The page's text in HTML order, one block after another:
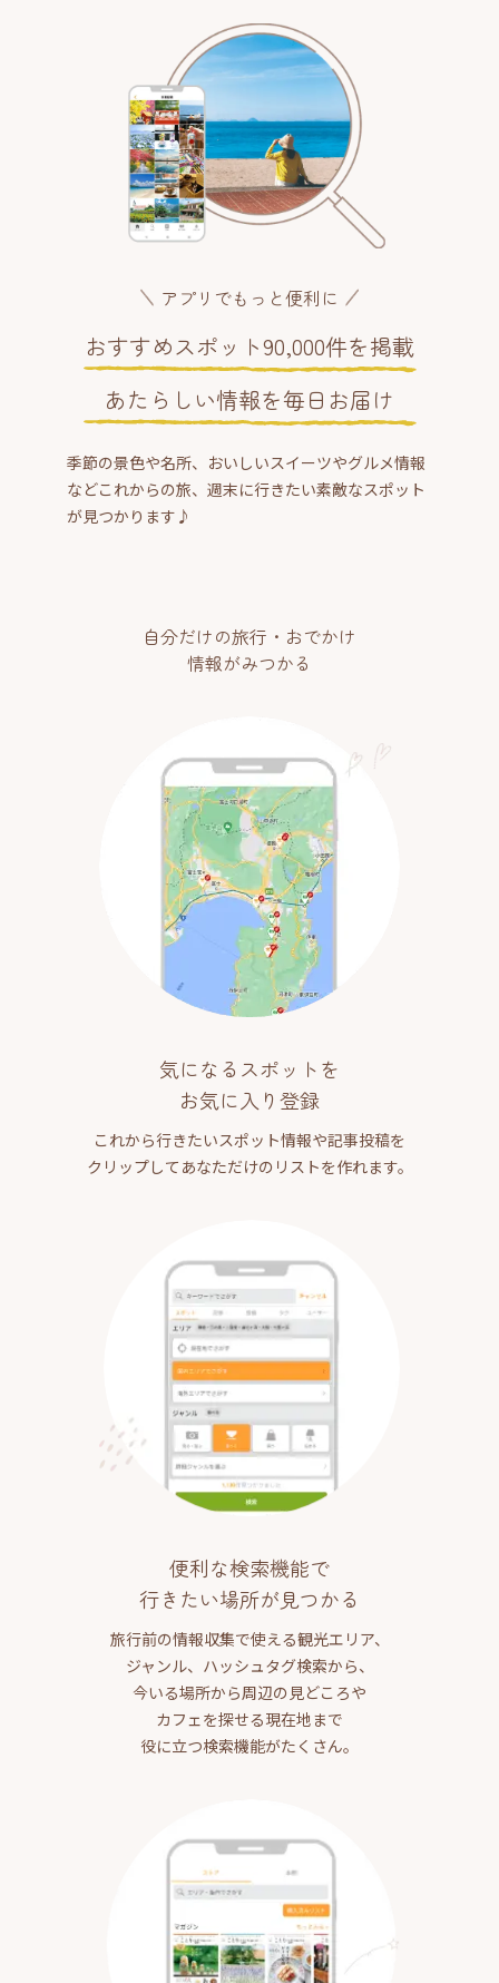
アプリでもっと便利に
おすすめスポット90,000件を掲載
あたらしい情報を毎日お届け
季節の景色や名所、おいしいスイーツやグルメ情報
などこれからの旅、週末に行きたい素敵なスポット
が見つかります♪
自分だけの旅行・おでかけ
情報がみつかる
気になるスポットを
お気に入り登録
これから行きたいスポット情報や記事投稿を
クリップしてあなただけのリストを作れます。
便利な検索機能で
行きたい場所が見つかる
旅行前の情報収集で使える観光エリア、
ジャンル、ハッシュタグ検索から、
今いる場所から周辺の見どころや
カフェを探せる現在地まで
役に立つ検索機能がたくさん。